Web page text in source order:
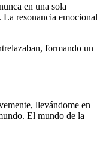
en una sola
resonancia emocional
formando un
llevándome en
El mundo de la